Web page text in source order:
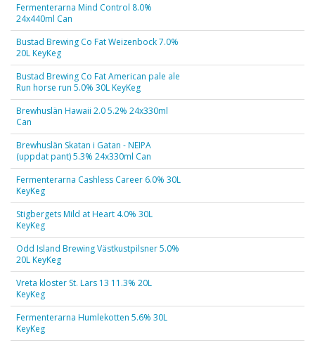
Fermenterarna Mind Control 8.0%
24x440ml Can
Bustad Brewing Co Fat Weizenbock 7.0%
20L KeyKeg
Bustad Brewing Co Fat American pale ale
Run horse run 5.0% 30L KeyKeg
Brewhuslän Hawaii 2.0 5.2% 24x330ml
Can
Brewhuslän Skatan i Gatan - NEIPA
(uppdat pant) 5.3% 24x330ml Can
Fermenterarna Cashless Career 6.0% 30L
KeyKeg
Stigbergets Mild at Heart 4.0% 30L
KeyKeg
Odd Island Brewing Västkustpilsner 5.0%
20L KeyKeg
Vreta kloster St. Lars 13 11.3% 20L
KeyKeg
Fermenterarna Humlekotten 5.6% 30L
KeyKeg